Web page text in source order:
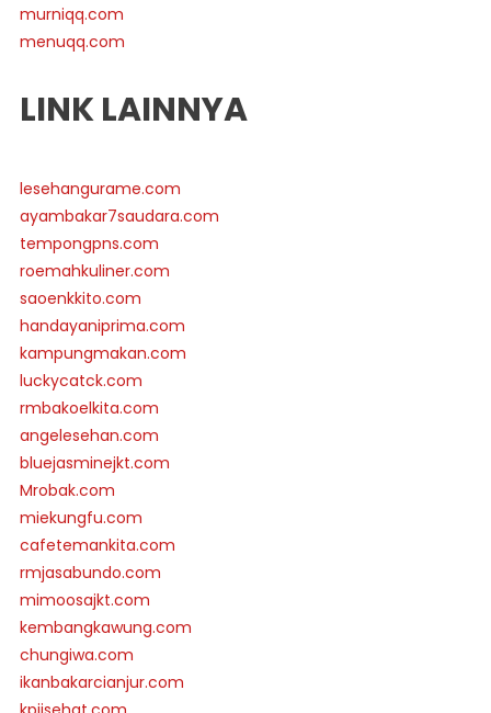
murniqq.com
menuqq.com
LINK LAINNYA
lesehangurame.com
ayambakar7saudara.com
tempongpns.com
roemahkuliner.com
saoenkkito.com
handayaniprima.com
kampungmakan.com
luckycatck.com
rmbakoelkita.com
angelesehan.com
bluejasminejkt.com
Mrobak.com
miekungfu.com
cafetemankita.com
rmjasabundo.com
mimoosajkt.com
kembangkawung.com
chungiwa.com
ikanbakarcianjur.com